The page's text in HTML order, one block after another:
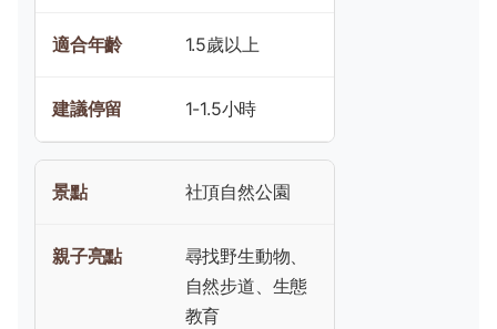
1.5歲以上
1-1.5小時
社頂自然公園
尋找野生動物、
自然步道、生態
教育